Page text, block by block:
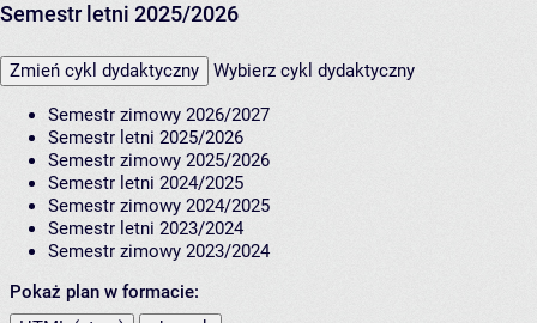
Semestr letni 2025/2026
Zmień cykl dydaktyczny Wybierz cykl dydaktyczny
Semestr zimowy 2026/2027
Semestr letni 2025/2026
Semestr zimowy 2025/2026
Semestr letni 2024/2025
Semestr zimowy 2024/2025
Semestr letni 2023/2024
Semestr zimowy 2023/2024
Pokaż plan w formacie: